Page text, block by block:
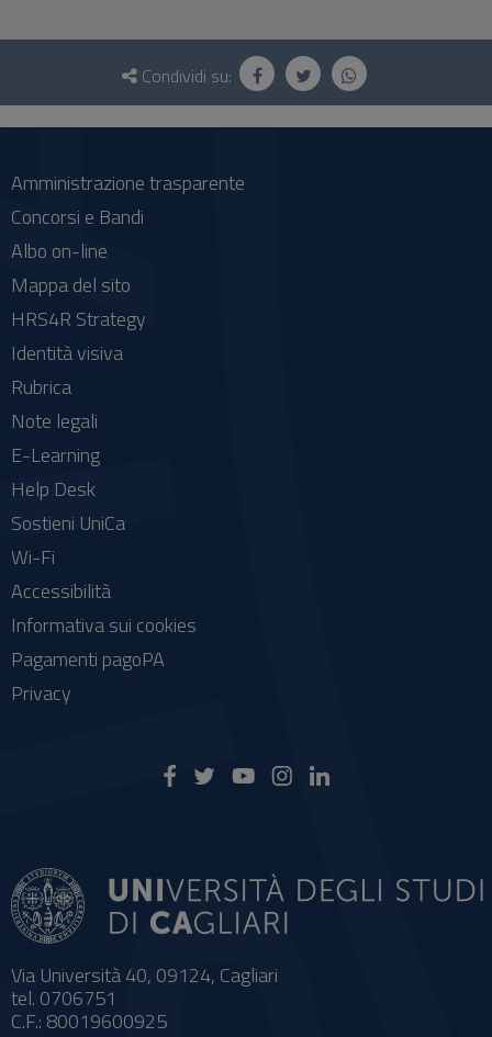
Questionario
social
Condividi su:
Via Università 40, 09124, Cagliari
tel. 0706751
C.F.: 80019600925
Amministrazione trasparente
Concorsi e Bandi
Albo on-line
Mappa del sito
HRS4R Strategy
Identità visiva
Rubrica
Note legali
E-Learning
Help Desk
Sostieni UniCa
Wi-Fi
Accessibilità
Informativa sui cookies
Pagamenti pagoPA
Privacy